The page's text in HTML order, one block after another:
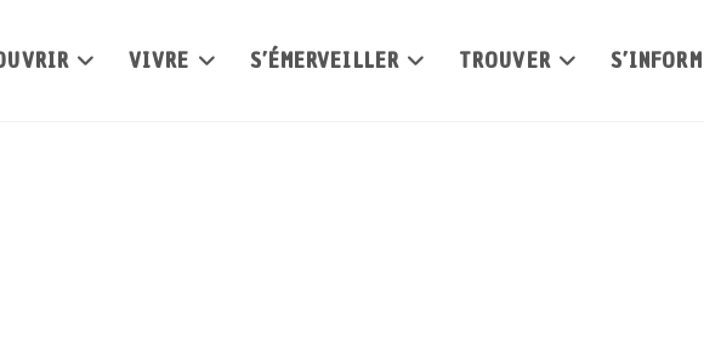
VIVRE S’ÉMERVEILLER TROUVER